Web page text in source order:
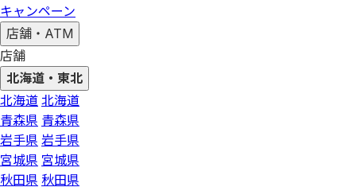
キャンペーン
店舗・ATM
店舗
北海道・東北
北海道 北海道
青森県 青森県
岩手県 岩手県
宮城県 宮城県
秋田県 秋田県